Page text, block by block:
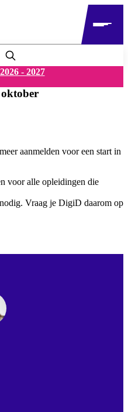
2026 - 2027
aanmelden voor een start in
voor alle opleidingen die
Vraag je DigiD daarom op